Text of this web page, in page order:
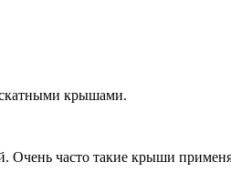
крышами.
Очень часто такие крыши